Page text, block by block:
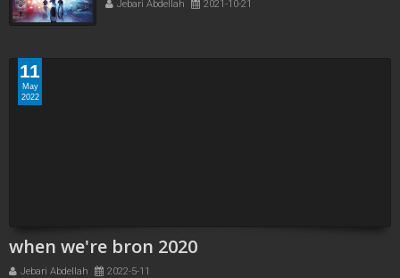
Jebari Abdellah 2021-10-21
11
May
2022
when we're bron 2020
Jebari Abdellah 2022-5-11